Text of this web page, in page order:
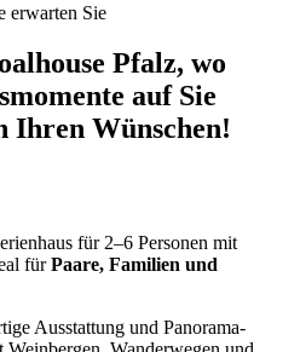
erwarten Sie
Pfalz, wo
auf Sie
Ihren Wünschen!
für 2–6 Personen mit
fürPaare, Familien und
Ausstattung und Panorama-